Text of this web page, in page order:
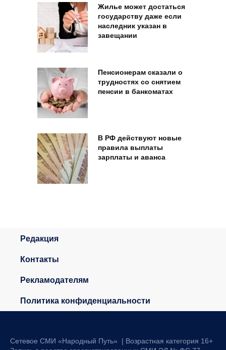
Жилье может достаться
государству даже если
наследник указан в
завещании
Пенсионерам сказали о
трудностях со снятием
пенсии в банкоматах
В РФ действуют новые
правила выплаты
зарплаты и аванса
Редакция
Контакты
Рекламодателям
Политика конфиденциальности
Сетевое СМИ «Народный Путь» | Возрастная категория 16+